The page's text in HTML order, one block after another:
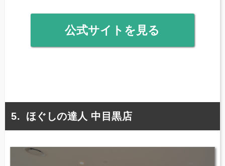
公式サイトを見る
ほぐしの達人 中目黒店